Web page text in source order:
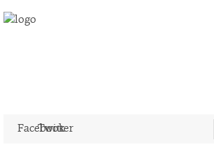
Facebook
Twitter